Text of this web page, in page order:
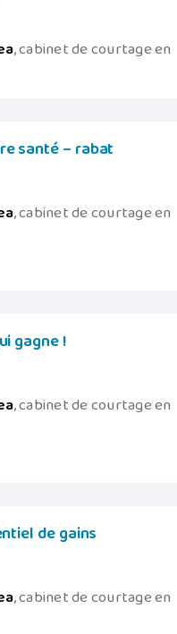
, cabinet de courtage en
santé – rabat
, cabinet de courtage en
gagne !
, cabinet de courtage en
de gains
, cabinet de courtage en